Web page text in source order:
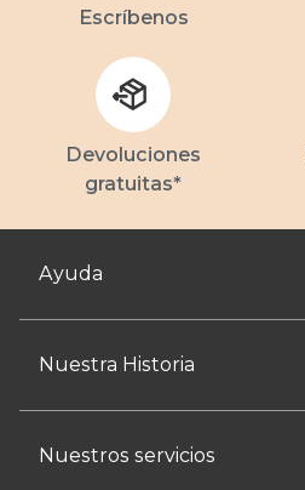
Escríbenos
Devoluciones
gratuitas*
Ayuda
Nuestra Historia
Nuestros servicios